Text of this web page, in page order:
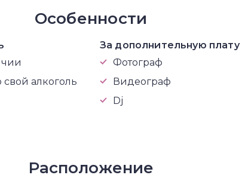
Особенности
алкоголь
За дополнительную плату
Фотограф
Видеограф
Dj
Расположение